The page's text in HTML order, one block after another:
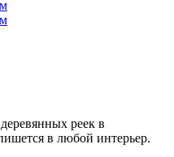
реек в
в любой интерьер.